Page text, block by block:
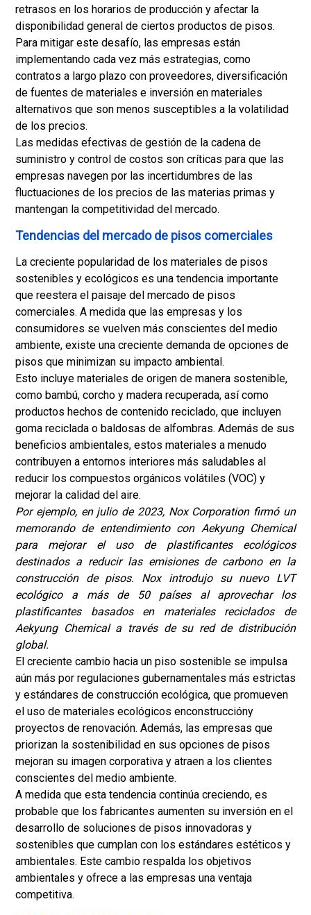
retrasos en los horarios de producción y afectar la
disponibilidad general de ciertos productos de pisos.
Para mitigar este desafío, las empresas están
implementando cada vez más estrategias, como
contratos a largo plazo con proveedores, diversificación
de fuentes de materiales e inversión en materiales
alternativos que son menos susceptibles a la volatilidad
de los precios.
Las medidas efectivas de gestión de la cadena de
suministro y control de costos son críticas para que las
empresas navegen por las incertidumbres de las
fluctuaciones de los precios de las materias primas y
mantengan la competitividad del mercado.
Tendencias del mercado de pisos comerciales
La creciente popularidad de los materiales de pisos
sostenibles y ecológicos es una tendencia importante
que reestera el paisaje del mercado de pisos
comerciales. A medida que las empresas y los
consumidores se vuelven más conscientes del medio
ambiente, existe una creciente demanda de opciones de
pisos que minimizan su impacto ambiental.
Esto incluye materiales de origen de manera sostenible,
como bambú, corcho y madera recuperada, así como
productos hechos de contenido reciclado, que incluyen
goma reciclada o baldosas de alfombras. Además de sus
beneficios ambientales, estos materiales a menudo
contribuyen a entornos interiores más saludables al
reducir los compuestos orgánicos volátiles (VOC) y
mejorar la calidad del aire.
Por ejemplo, en julio de 2023, Nox Corporation firmó un
memorando de entendimiento con Aekyung Chemical
para mejorar el uso de plastificantes ecológicos
destinados a reducir las emisiones de carbono en la
construcción de pisos. Nox introdujo su nuevo LVT
ecológico a más de 50 países al aprovechar los
plastificantes basados en materiales reciclados de
Aekyung Chemical a través de su red de distribución
global.
El creciente cambio hacia un piso sostenible se impulsa
aún más por regulaciones gubernamentales más estrictas
y estándares de construcción ecológica, que promueven
el uso de materiales ecológicos enconstruccióny
proyectos de renovación. Además, las empresas que
priorizan la sostenibilidad en sus opciones de pisos
mejoran su imagen corporativa y atraen a los clientes
conscientes del medio ambiente.
A medida que esta tendencia continúa creciendo, es
probable que los fabricantes aumenten su inversión en el
desarrollo de soluciones de pisos innovadoras y
sostenibles que cumplan con los estándares estéticos y
ambientales. Este cambio respalda los objetivos
ambientales y ofrece a las empresas una ventaja
competitiva.